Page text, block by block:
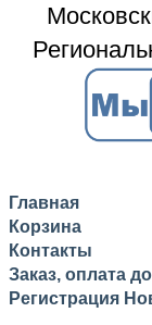
Главная
Корзина
Контакты
Заказ, оплата
Регистрация